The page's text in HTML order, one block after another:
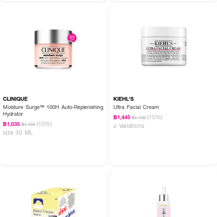
CLINIQUE
Moisture Surge™ 100H Auto-Replenishing
Hydrator
฿1,035 ฿1,150 (10%)
size 30 ML
KIEHL'S
Ultra Facial Cream
฿1,445 ฿1,700 (15%)
2 Variations